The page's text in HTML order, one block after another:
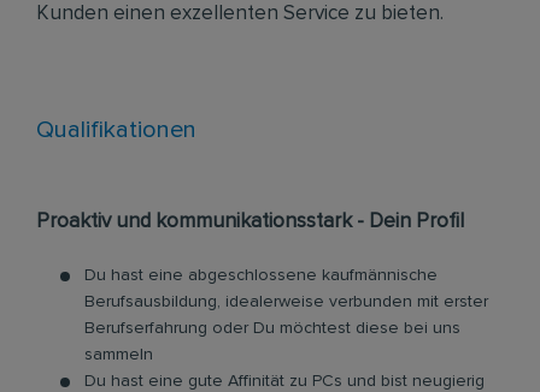
Kunden einen exzellenten Service zu bieten.
Qualifikationen
Proaktiv und kommunikationsstark - Dein Profil
Du hast eine abgeschlossene kaufmännische
Berufsausbildung, idealerweise verbunden mit erster
Berufserfahrung oder Du möchtest diese bei uns
sammeln
Du hast eine gute Affinität zu PCs und bist neugierig